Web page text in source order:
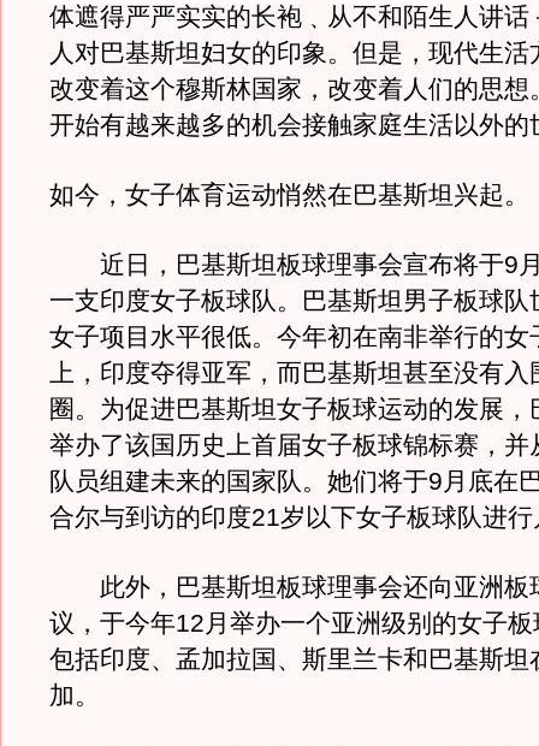
体遮得严严实实的长袍﹑从不和陌生人讲话
人对巴基斯坦妇女的印象。但是，现代生活
改变着这个穆斯林国家，改变着人们的思想
开始有越来越多的机会接触家庭生活以外的
如今，女子体育运动悄然在巴基斯坦兴起。
近日，巴基斯坦板球理事会宣布将于9
一支印度女子板球队。巴基斯坦男子板球队
女子项目水平很低。今年初在南非举行的女
上，印度夺得亚军，而巴基斯坦甚至没有入
圈。为促进巴基斯坦女子板球运动的发展，
举办了该国历史上首届女子板球锦标赛，并
队员组建未来的国家队。她们将于9月底在
合尔与到访的印度21岁以下女子板球队进
此外，巴基斯坦板球理事会还向亚洲板
议，于今年12月举办一个亚洲级别的女子
包括印度、孟加拉国、斯里兰卡和巴基斯坦
加。